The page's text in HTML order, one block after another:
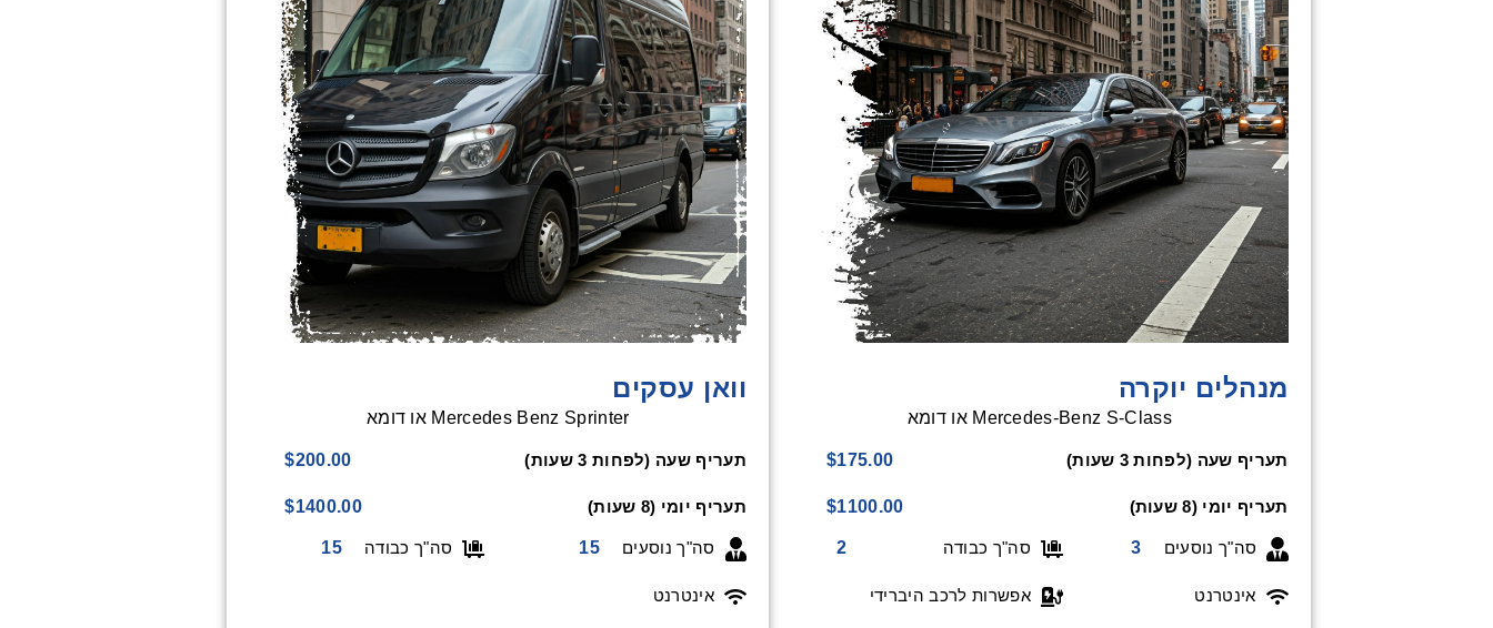
מנהלים יוקרה
Mercedes-Benz S-Class או דומא
תעריף שעה (לפחות 3 שעות) $175.00
תעריף יומי (8 שעות) $1100.00
סה"ך נוסעים 3 סה"ך כבודה 2
אינטרנט אפשרות לרכב היברידי
וואן עסקים
Mercedes Benz Sprinter או דומא
תעריף שעה (לפחות 3 שעות) $200.00
תעריף יומי (8 שעות) $1400.00
סה"ך נוסעים 15 סה"ך כבודה 15
אינטרנט